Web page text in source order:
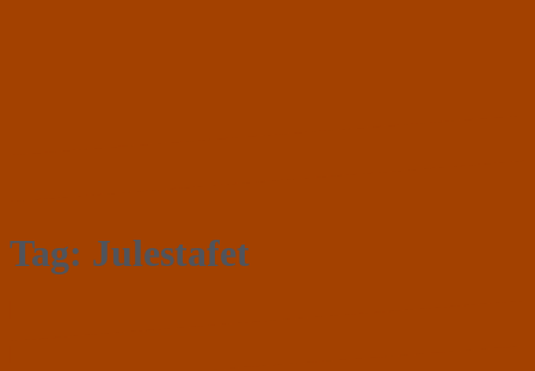
Tag: Julestafet